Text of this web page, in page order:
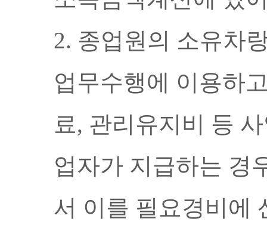
2. 종업원의 소유차
업무수행에 이용하
료, 관리유지비 등
업자가 지급하는 경
서 이를 필요경비에